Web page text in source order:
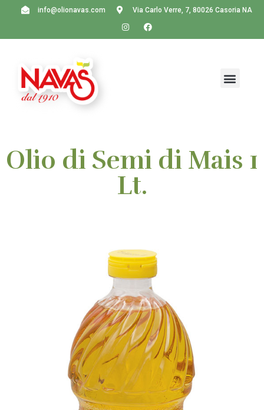
info@olionavas.com Via Carlo Verre, 7, 80026 Casoria NA
Olio di Semi di Mais 1
Lt.